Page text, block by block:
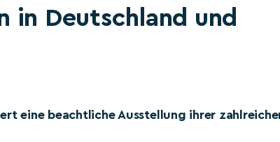
in Deutschland und
eine beachtliche Ausstellung ihrer